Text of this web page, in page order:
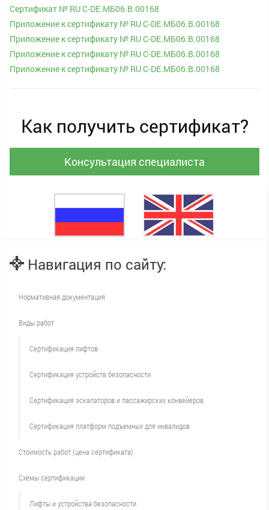
Сертификат № RU С-DE.МБ06.B.00168
Приложение к сертификату № RU С-DE.МБ06.B.00168
Приложение к сертификату № RU С-DE.МБ06.B.00168
Приложение к сертификату № RU С-DE.МБ06.B.00168
Приложение к сертификату № RU С-DE.МБ06.B.00168
Как получить сертификат?
Консультация специалиста
Навигация по сайту:
Нормативная документация
Виды работ
Сертификация лифтов
Сертификация устройств безопасности
Сертификация эскалаторов и пассажирских конвейеров
Сертификация платформ подъемных для инвалидов
Стоимость работ (цена сертификата)
Схемы сертификации
Лифты и устройства безопасности